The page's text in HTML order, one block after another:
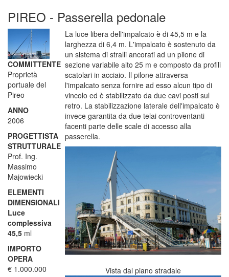
PIREO - Passerella pedonale
COMMITTENTE
Proprietà
portuale del
Pireo
ANNO
2006
PROGETTISTA
STRUTTURALE
Prof. Ing.
Massimo
Majowiecki
ELEMENTI
DIMENSIONALI
Luce
complessiva
45,5 ml
IMPORTO
OPERA
€ 1.000.000
La luce libera dell'impalcato è di 45,5 m e la
larghezza di 6,4 m. L'impalcato è sostenuto da
un sistema di stralli ancorati ad un pilone di
sezione variabile alto 25 m e composto da profili
scatolari in acciaio. Il pilone attraversa
l'impalcato senza fornire ad esso alcun tipo di
vincolo ed è stabilizzato da due cavi posti sul
retro. La stabilizzazione laterale dell'impalcato è
invece garantita da due telai controventanti
facenti parte delle scale di accesso alla
passerella.
Vista dal piano stradale